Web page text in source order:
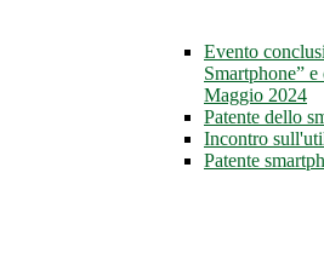
Evento
Smartphone”
Maggio 2024
Patente dello
Incontro
Patente